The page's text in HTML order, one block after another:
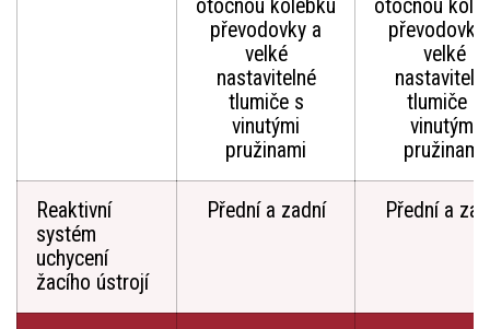
otočnou kolébku
převodovky a
velké
nastavitelné
tlumiče s
vinutými
pružinami
otočnou
převodovky
velké
tlumiče s
vinutými
pružinami
Reaktivní
systém
uchycení
žacího ústrojí
Přední a zadní Přední a